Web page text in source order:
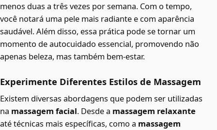
menos duas a três vezes por semana. Com o tempo,
você notará uma pele mais radiante e com aparência
saudável. Além disso, essa prática pode se tornar um
momento de autocuidado essencial, promovendo não
apenas beleza, mas também bem-estar.
Experimente Diferentes Estilos de Massagem
Existem diversas abordagens que podem ser utilizadas
na massagem facial. Desde a massagem relaxante
até técnicas mais específicas, como a massagem